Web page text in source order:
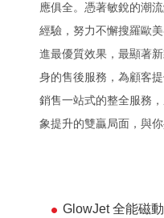
應俱全。憑著敏銳的潮
經驗 ， 努力不懈搜羅歐
進最優質效果，最顯著
身的售後服務，為顧客
銷售一站式的整全服務
象提升的雙贏局面，與你
GlowJet 全能磁